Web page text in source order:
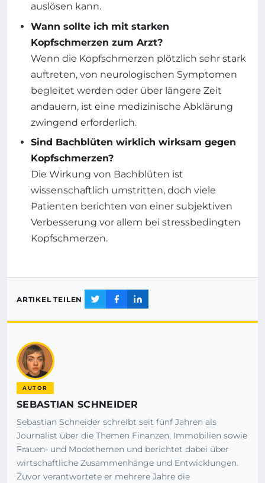
auslösen kann.
Wann sollte ich mit starken
Kopfschmerzen zum Arzt?
Wenn die Kopfschmerzen plötzlich sehr stark
auftreten, von neurologischen Symptomen
begleitet werden oder über längere Zeit
andauern, ist eine medizinische Abklärung
zwingend erforderlich.
Sind Bachblüten wirklich wirksam gegen
Kopfschmerzen?
Die Wirkung von Bachblüten ist
wissenschaftlich umstritten, doch viele
Patienten berichten von einer subjektiven
Verbesserung vor allem bei stressbedingten
Kopfschmerzen.
ARTIKEL TEILEN
AUTOR
SEBASTIAN SCHNEIDER
Sebastian Schneider schreibt seit fünf Jahren als
Journalist über die Themen Finanzen, Immobilien sowie
Frauen- und Modethemen und berichtet dabei über
wirtschaftliche Zusammenhänge und Entwicklungen.
Zuvor verantwortete er mehrere Jahre die